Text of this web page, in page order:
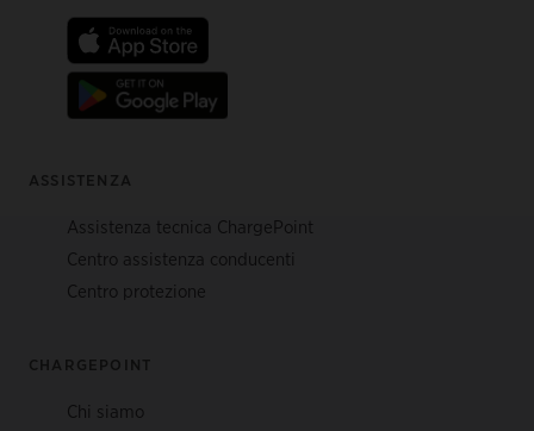
ASSISTENZA
Assistenza tecnica ChargePoint
Centro assistenza conducenti
Centro protezione
CHARGEPOINT
Chi siamo